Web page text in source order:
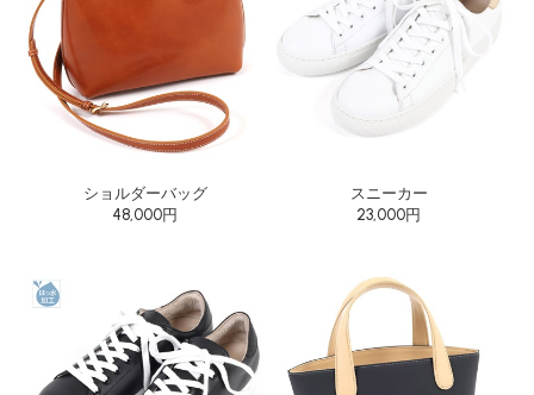
ショルダーバッグ
48,000円
スニーカー
23,000円